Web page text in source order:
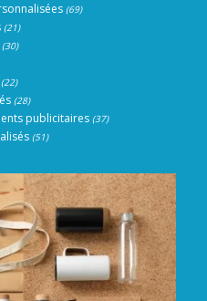
(69)
(21)
(30)
(22)
(28)
publicitaires (37)
(51)